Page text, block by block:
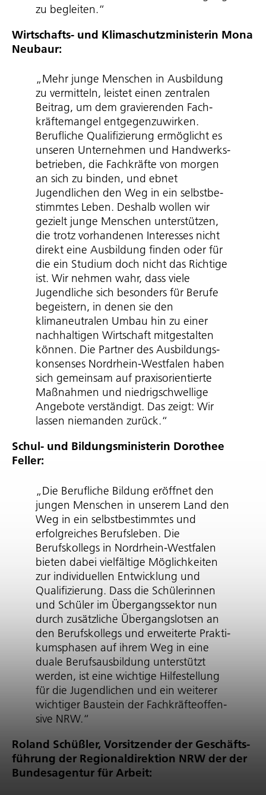
zu begleiten.“
Wirtschafts- und Klima­schutz­mi­nis­terin Mona
Neubaur:
„Mehr junge Menschen in Ausbildung
zu vermitteln, leistet einen zentralen
Beitrag, um dem gravierenden Fach­
kräf­te­mangel entge­gen­zu­wirken.
Berufliche Qualifizierung ermöglicht es
unseren Unternehmen und Hand­werks­
be­trieben, die Fachkräfte von morgen
an sich zu binden, und ebnet
Jugendlichen den Weg in ein selbst­be­
stimmtes Leben. Deshalb wollen wir
gezielt junge Menschen unterstützen,
die trotz vorhandenen Interesses nicht
direkt eine Ausbildung finden oder für
die ein Studium doch nicht das Richtige
ist. Wir nehmen wahr, dass viele
Jugendliche sich besonders für Berufe
begeistern, in denen sie den
klimaneutralen Umbau hin zu einer
nachhaltigen Wirtschaft mitgestalten
können. Die Partner des Ausbil­dungs­
kon­senses Nordrhein-Westfalen haben
sich gemeinsam auf praxis­ori­en­tierte
Maßnahmen und nied­rig­schwel­lige
Angebote verständigt. Das zeigt: Wir
lassen niemanden zurück.“
Schul- und Bildungs­mi­nis­terin Dorothee
Feller:
„Die Berufliche Bildung eröffnet den
jungen Menschen in unserem Land den
Weg in ein selbst­be­stimmtes und
erfolgreiches Berufsleben. Die
Berufskollegs in Nordrhein-Westfalen
bieten dabei vielfältige Möglichkeiten
zur individuellen Entwicklung und
Qualifizierung. Dass die Schülerinnen
und Schüler im Über­gangs­sektor nun
durch zusätzliche Über­gangs­lotsen an
den Berufskollegs und erweiterte Prak­ti­
kums­phasen auf ihrem Weg in eine
duale Berufs­aus­bil­dung unterstützt
werden, ist eine wichtige Hilfestellung
für die Jugendlichen und ein weiterer
wichtiger Baustein der Fach­kräf­te­of­fen­
sive NRW.“
Roland Schüßler, Vorsitzender der Geschäfts­
füh­rung der Regio­nal­di­rek­tion NRW der der
Bundesagentur für Arbeit: